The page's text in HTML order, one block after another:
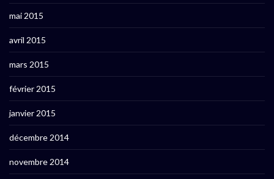
mai 2015
avril 2015
mars 2015
février 2015
janvier 2015
décembre 2014
novembre 2014